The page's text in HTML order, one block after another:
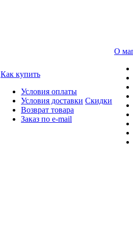
Как купить
Условия оплаты
Условия доставки
Возврат товара
Заказ по e-mail
Скидки
О